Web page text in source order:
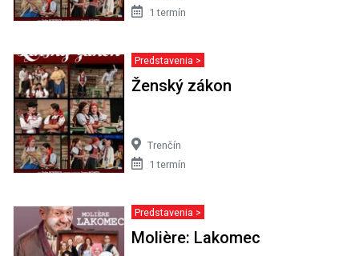
1 termín
Predstavenia >
Ženský zákon
Trenčín
1 termín
Predstavenia >
Molière: Lakomec